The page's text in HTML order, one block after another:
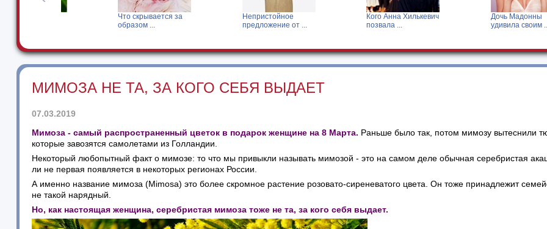
Что скрывается за
предложение от ...
Кого Анна Хилькевич
Дочь Мадонны
удивила своим ...
МИМОЗА НЕ ТА, ЗА КОГО СЕБЯ ВЫДАЕТ
07.03.2019
Мимоза - самый распространенный цветок в подарок женщине на 8 Марта. Раньше было так, потом мимозу вытеснили
которые завозятся самолетами из Голландии.
Некоторый любопытный факт о мимозе: то что мы привыкли называть мимозой - это на самом деле обычная серебристая
ли не первая появляется в некоторых регионах России.
А именно название мимоза (Mimosa) это более скромное растение розовато-сиреневатого цвета. Он тоже принадлежит
не такой нарядный.
Но, как настоящая женщина, серебристая мимоза тоже не та, за кого себя выдает.